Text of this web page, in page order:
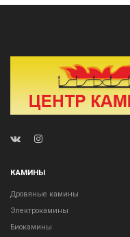
КАМИНЫ
Дровяные камины
Электрокамины
Биокамины